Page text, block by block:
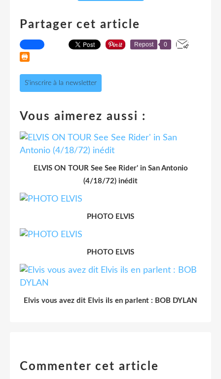
Partager cet article
Repost 0
S'inscrire à la newsletter
Vous aimerez aussi :
ELVIS ON TOUR See See Rider' in San Antonio
(4/18/72) inédit
PHOTO ELVIS
PHOTO ELVIS
Elvis vous avez dit Elvis ils en parlent : BOB DYLAN
Commenter cet article